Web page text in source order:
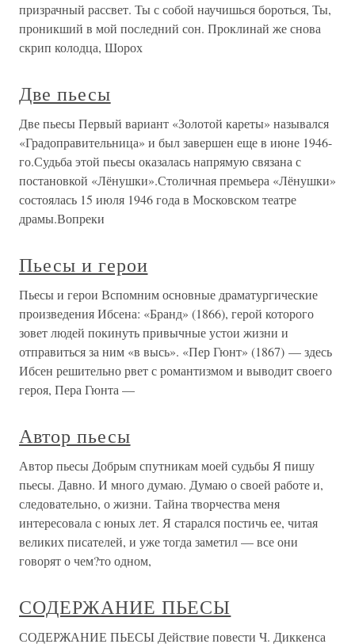
призрачный рассвет. Ты с собой научишься бороться, Ты,
проникший в мой последний сон. Проклинай же снова
скрип колодца, Шорох
Две пьесы
Две пьесы Первый вариант «Золотой кареты» назывался
«Градоправительница» и был завершен еще в июне 1946-
го.Судьба этой пьесы оказалась напрямую связана с
постановкой «Лёнушки».Столичная премьера «Лёнушки»
состоялась 15 июля 1946 года в Московском театре
драмы.Вопреки
Пьесы и герои
Пьесы и герои Вспомним основные драматургические
произведения Ибсена: «Бранд» (1866), герой которого
зовет людей покинуть привычные устои жизни и
отправиться за ним «в высь». «Пер Гюнт» (1867) — здесь
Ибсен решительно рвет с романтизмом и выводит своего
героя, Пера Гюнта —
Автор пьесы
Автор пьесы Добрым спутникам моей судьбы Я пишу
пьесы. Давно. И много думаю. Думаю о своей работе и,
следовательно, о жизни. Тайна творчества меня
интересовала с юных лет. Я старался постичь ее, читая
великих писателей, и уже тогда заметил — все они
говорят о чем?то одном,
СОДЕРЖАНИЕ ПЬЕСЫ
СОДЕРЖАНИЕ ПЬЕСЫ Действие повести Ч. Диккенса